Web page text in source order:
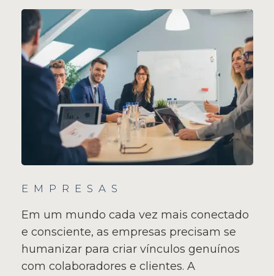
EMPRESAS
Em um mundo cada vez mais conectado
e consciente, as empresas precisam se
humanizar para criar vínculos genuínos
com colaboradores e clientes. A